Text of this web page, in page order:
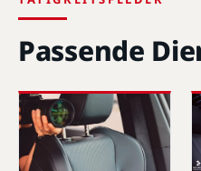
Passende